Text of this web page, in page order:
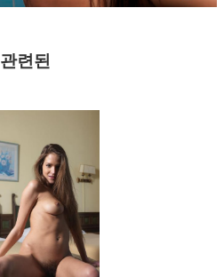
관련된